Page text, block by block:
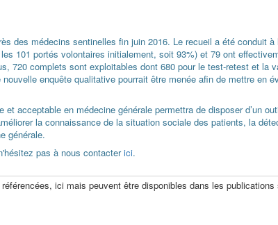
des médecins sentinelles fin juin 2016. Le recueil a été conduit
101 portés volontaires initialement, soit 93%) et 79 ont
720 complets sont exploitables dont 680 pour le test-retest et la
enquête qualitative pourrait être menée afin de mettre en
et acceptable en médecine générale permettra de disposer d’un
la connaissance de la situation sociale des patients, la
générale.
pas à nous contacterici.
ici mais peuvent être disponibles dans les